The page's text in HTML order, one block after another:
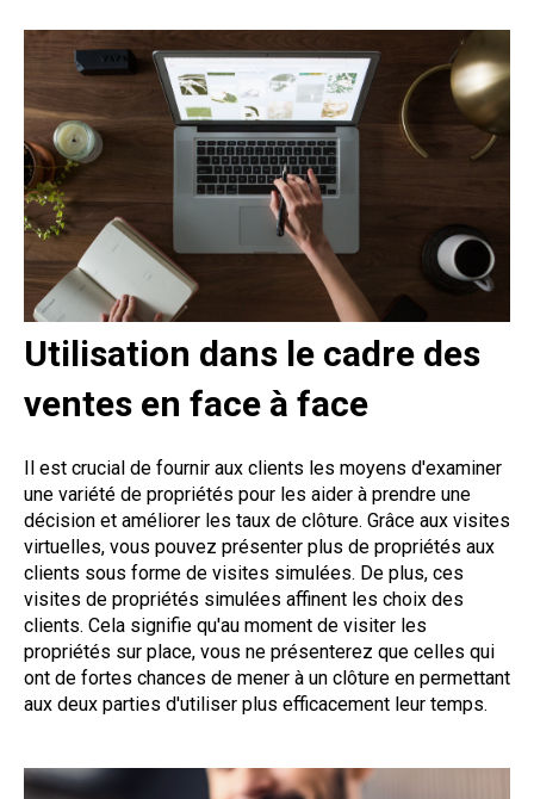
Utilisation dans le cadre des
ventes en face à face
Il est crucial de fournir aux clients les moyens d'examiner
une variété de propriétés pour les aider à prendre une
décision et améliorer les taux de clôture. Grâce aux visites
virtuelles, vous pouvez présenter plus de propriétés aux
clients sous forme de visites simulées. De plus, ces
visites de propriétés simulées affinent les choix des
clients. Cela signifie qu'au moment de visiter les
propriétés sur place, vous ne présenterez que celles qui
ont de fortes chances de mener à un clôture en permettant
aux deux parties d'utiliser plus efficacement leur temps.